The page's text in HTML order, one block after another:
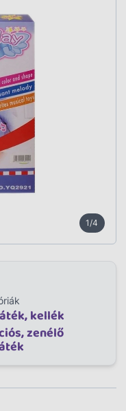
1/4
kellék
zenélő